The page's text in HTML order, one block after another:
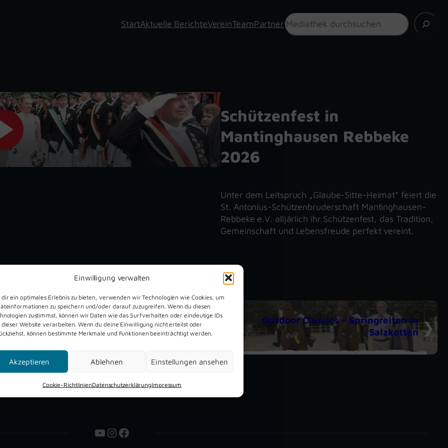
Einwilligung verwalten
dir ein optimales Erlebnis zu bieten, verwenden wir Technologien wie Cookies, um
zu speichern und/oder darauf zuzugreifen. Wenn du diesen
zustimmst, können wir Daten wie das Surfverhalten oder eindeutige IDs
Website verarbeiten. Wenn du deine Einwilligung nicht erteilst oder
können bestimmte Merkmale und Funktionen beeinträchtigt werden.
Akzeptieren Ablehnen Einstellungen ansehen
Cookie-RichtlinienDatenschutzerklärungImpressum
StartAktuelle BerichteVereinTeamPartner
Suchen
Schützenfest in
Mantinghausen Rebbeke
2026
Unter dem Leitspruch „Glaube-Sitte-Heimat“ feiert die
St. Antonius-Schützenbruderschaft Mantinghausen-
Rebbeke e.V. alljärlich ihr Schützenfest, das Tradition,
Gemeinschaft und Lebensfreude perfekt vereint.
Dreckburg Open Air 2026
Outdoor Classics – Springreiten in
Salzkotten
YouTube
Instagram
Facebook